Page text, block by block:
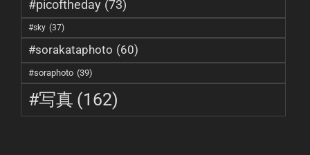
#picoftheday (73)
#sky (37)
#sorakataphoto (60)
#soraphoto (39)
#写真 (162)